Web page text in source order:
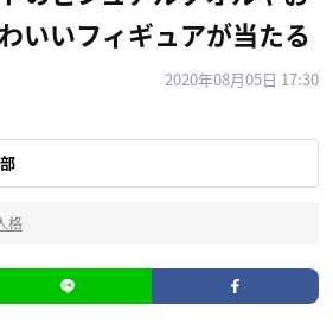
いいフィギュアが当たる
2020年08月05日 17:30
格